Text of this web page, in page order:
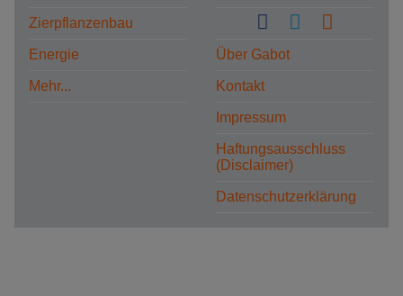
Zierpflanzenbau
Energie
Mehr...
Über Gabot
Kontakt
Impressum
Haftungsausschluss
(Disclaimer)
Datenschutzerklärung